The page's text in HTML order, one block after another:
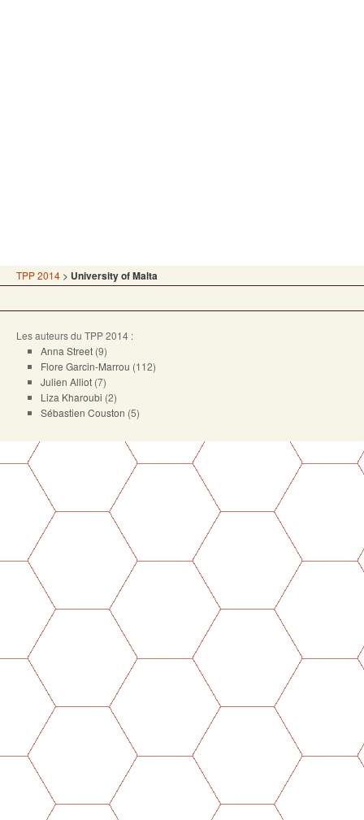
TPP 2014 > University of Malta
Les auteurs du TPP 2014 :
Anna Street (9)
Flore Garcin-Marrou (112)
Julien Alliot (7)
Liza Kharoubi (2)
Sébastien Couston (5)